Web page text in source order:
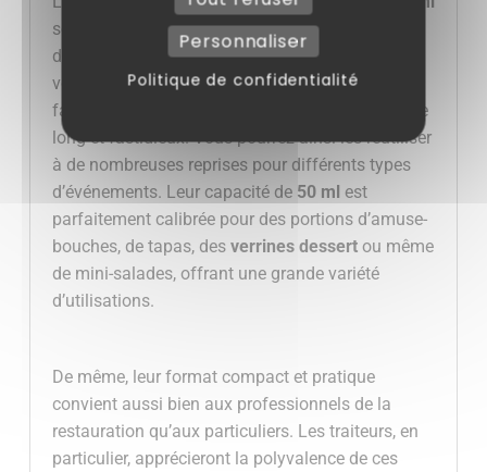
sont également empilables, vous permettant
d’économiser de l’espace de rangement. Une fois
vos événements terminés, elles se nettoient
facilement, vous libérant de la corvée d’un lavage
long et fastidieux. Vous pourrez ainsi les réutiliser
à de nombreuses reprises pour différents types
d’événements. Leur capacité de 50ml est
parfaitement calibrée pour des portions d’amuse-
bouches, de tapas, des verrines dessertou même
de mini-salades, offrant une grande variété
d’utilisations.
De même, leur format compact et pratique
convient aussi bien aux professionnels de la
restauration qu’aux particuliers. Les traiteurs, en
particulier, apprécieront la polyvalence de ces
Personnaliser
Politique de confidentialité